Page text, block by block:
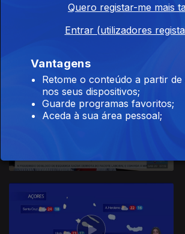
Quero registar-me mais
Entrar (utilizadores
Vantagens
Retome o conteúdo a partir
nos seus dispositivos;
Guarde programas favoritos;
Aceda à sua área pessoal;